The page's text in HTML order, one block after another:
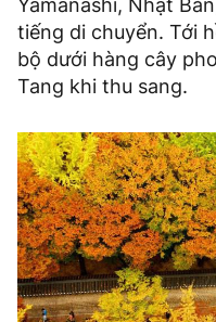
Yamanashi, Nhật
tiếng di chuyển. Tới
bộ dưới hàng cây
Tang khi thu sang.